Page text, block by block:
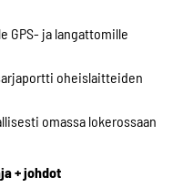
GPS- ja langattomille
oheislaitteiden
omassa lokerossaan
+ johdot